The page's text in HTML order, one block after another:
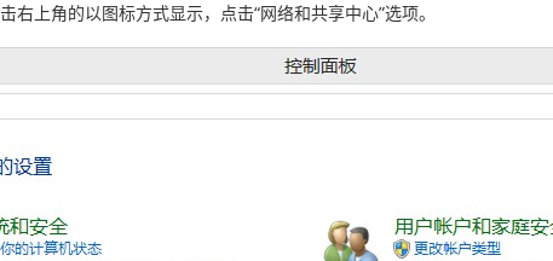
上角的以图标方式显示，点击“网络和共享中心”选项。